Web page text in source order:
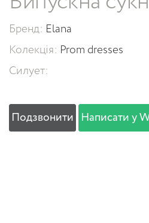
Бренд: Elana
Колекція: Prom dresses
Силует:
Подзвонити Написати у